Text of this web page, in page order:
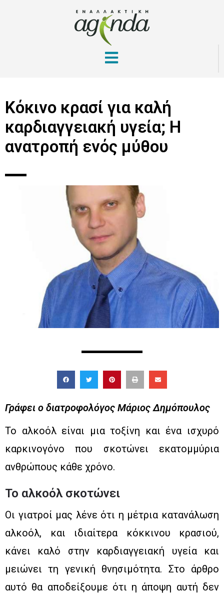
Κόκινο κρασί για καλή
καρδιαγγειακή υγεία; Η
ανατροπή ενός μύθου
Γράφει ο διατροφολόγος Μάριος Δημόπουλος
Το αλκοόλ είναι μια τοξίνη και ένα ισχυρό
καρκινογόνο που σκοτώνει εκατομμύρια
ανθρώπους κάθε χρόνο.
Το αλκοόλ σκοτώνει
Οι γιατροί μας λένε ότι η μέτρια κατανάλωση
αλκοόλ, και ιδιαίτερα κόκκινου κρασιού,
κάνει καλό στην καρδιαγγειακή υγεία και
μειώνει τη γενική θνησιμότητα. Στο άρθρο
αυτό θα αποδείξουμε ότι η άποψη αυτή δεν